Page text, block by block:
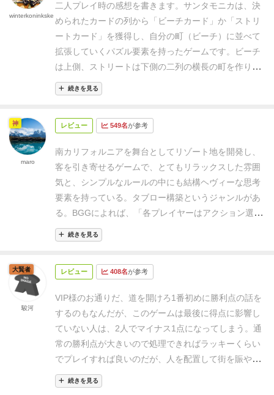
ちょっと寂れてたり壊れてたりする建物があるのが妙
にリアルというかなんというか。 手番でやることは、
場からカードを１枚得て、自分のボード横に並べてい
くだけ。カードごとにちょっとした効果があったりし
ます。お買い物ゲーですね。
カードが14枚並んだプレ
イヤーがいたら終了トリガーです。
エリアにいる人コマの数、繋がってる建物の種類で得
点だとか）と、ゲームごとに設定されるボーナス点で
す。 それほど真新しさのあるルールではないですが、
シンプルでわかりやすく、1時間弱でさくっと遊べ
て、絵も眺めててかわいい、遊びやすいゲームだと思
います。ちょっとアイコン周りや細かい処理が複雑で
サマリが充実してたほうがいいかなという感じはあり
ましたが、1回遊ぶと気にならなくなる程度かなと思
います。これが私のお気に入りのカード。
二人プレイ時の感想を書きます。 サンタモニカは、決
められたカードの列から「ビーチカード」か「ストリ
ートカード」を獲得し、自分の町（ビーチ）に並べて
拡張していくパズル要素を持ったゲームです。
ビーチ
は上側、ストリートは下側の二列の横長の町を作りま
すが、カードには特定の配列によって勝利点を得る効
果があります。このため自分が取るべきカードを見極
うパズルを組んでいかなければなりません。
上にもう四枚の列があり、取ったカードの上から下に
落ちていき、空いたスペースにカードをランダムに補
充します。
常に一枚先のカードまでが公開されている
ので、戦略的な思考が生まれますが、他のプレイヤー
に取られる可能性もあるため取得のタイミングにジレ
ンマがあります。
ならそれも得たい。これもジレンマ。
並べるだけならただの配置パズルですが、カードには
「地元民」「観光客」「VIP」というコマを配置した
り、動かしたりする効果を持ったものもあります。町
（ビーチ）を作るだけでなく、人を呼び込む観光業も
行うわけです。コマは自分の町に配置され、このコマ
もカードを取得した時の効果で動かして自分の町を移
動させ、特定のアイコンが描かれたカードや、アクテ
ィビティサークルと呼ばれる、コマをそこに辿り着か
続きを見る
winterkoninkske
レビュー 549名が参考
南カリフォルニアを舞台としてリゾート地を開発し、
客を引き寄せるゲームで、とてもリラックスした雰囲
気と、シンプルなルールの中にも結構ヘヴィーな思考
要素を持っている。
タブロー構築というジャンルがあ
る。BGGによれば、「各プレイヤーはアクション選択
に影響を与えるコントロールされたコンポーネント
（カードやタイルなど）のコレクションを持ち、この
の質、量、種類に影響を与える。」
呼ばれ、プレイヤーはアドバンテージを獲得できるよ
うカード、タイル等を集めて配し、タブローを作成し
ていくわけである。 BGGではこのタブロー構築はゲー
ムのメカニズムではなく、分類（ファミリー）である
と記載されている。それもそのはずで、上記をタブロ
ー構築の定義とするのであれば非常に多くのゲームが
続きを見る
神
maro
レビュー 408名が参考
VIP様のお通りだ、道を開けろ1番初めに勝利点の話を
するのもなんだが、このゲームは最後に得点に影響し
ていない人は、2人でマイナス1点になってしまう。通
常の勝利点が大きいので処理できればラッキーくらい
でプレイすれば良いのだが、人を配置して街を賑やか
にしていくのかと思っていたので、少し予想外だった
（配置して得点になるカードもあるため、全てが不要
続きを見る
大賢者
駿河